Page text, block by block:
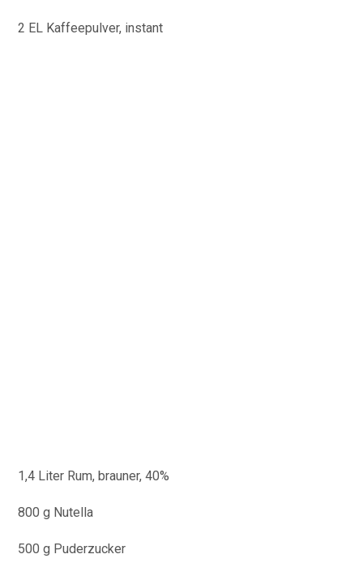
2 EL Kaffeepulver, instant
1,4 Liter Rum, brauner, 40%
800 g Nutella
500 g Puderzucker